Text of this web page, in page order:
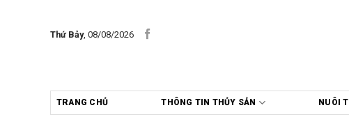
Thứ Bảy, 08/08/2026
TRANG CHỦ THÔNG TIN THỦY SẢN NUÔI